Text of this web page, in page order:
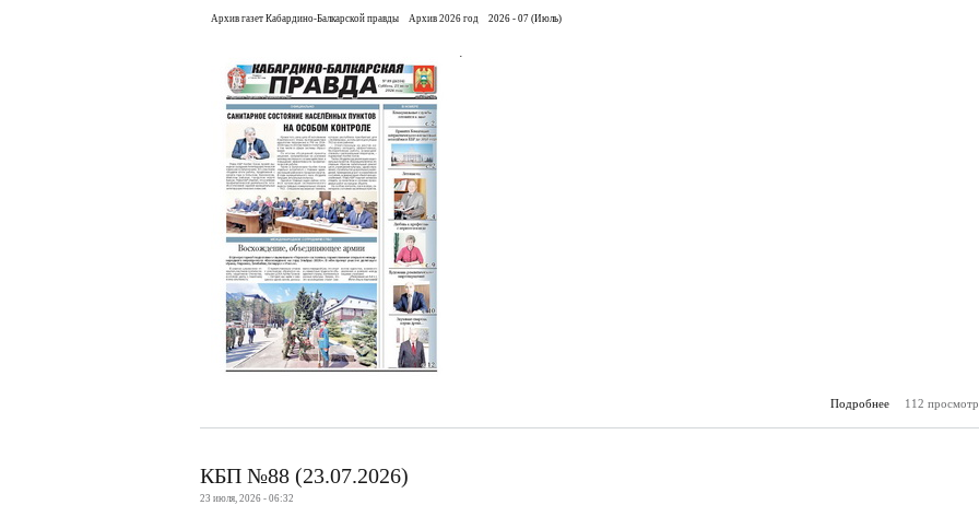
Архив газет Кабардино-Балкарской правды Архив 2026 год 2026 - 07 (Июль)
Подробнее
о
112
КБП №88 (23.07.2026)
23 июля, 2026 - 06:32